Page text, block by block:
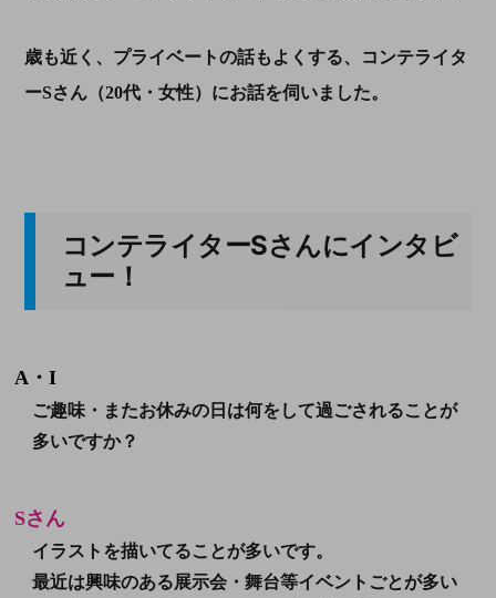
歳も近く、プライベートの話もよくする、コンテライタ
ーSさん（20代・女性）にお話を伺いました。
コンテライターSさんにインタビ
ュー！
A・I
ご趣味・またお休みの日は何をして過ごされることが
多いですか？
Sさん
イラストを描いてることが多いです。
最近は興味のある展示会・舞台等イベントごとが多い